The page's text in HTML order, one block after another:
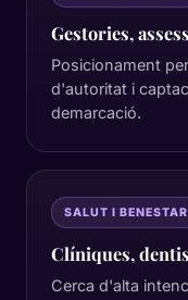
Gestories,
Posicionament
d'autoritat i
demarcació.
SALUT I BENESTAR
Clíniques,
Cerca d'alta